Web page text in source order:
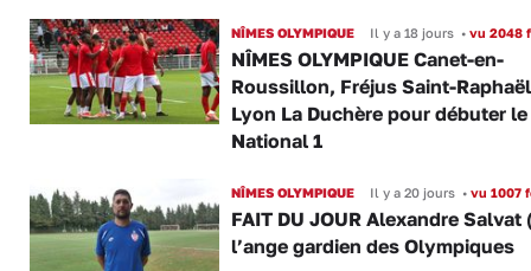
NÎMES OLYMPIQUE Il y a 18 jours •vu 2048
NÎMES OLYMPIQUE Canet-en-
Roussillon, Fréjus Saint-
Lyon La Duchère pour débuter le
National 1
NÎMES OLYMPIQUE Il y a 20 jours •vu 1007
FAIT DU JOUR Alexandre Salvat
l’ange gardien des Olympiques